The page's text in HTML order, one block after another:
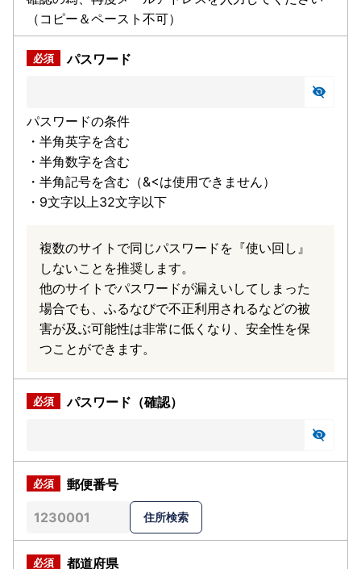
（コピー＆ペースト不可）
パスワード
パスワードの条件
・半角英字を含む
・半角数字を含む
・半角記号を含む（&<は使用できません）
・9文字以上32文字以下
複数のサイトで同じパスワードを『使い回し』
しないことを推奨します。
他のサイトでパスワードが漏えいしてしまった
場合でも、ふるなびで不正利用されるなどの被
害が及ぶ可能性は非常に低くなり、安全性を保
つことができます。
パスワード（確認）
郵便番号
都道府県